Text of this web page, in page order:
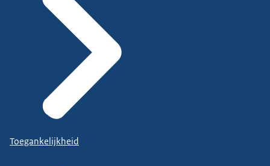
Toegankelijkheid